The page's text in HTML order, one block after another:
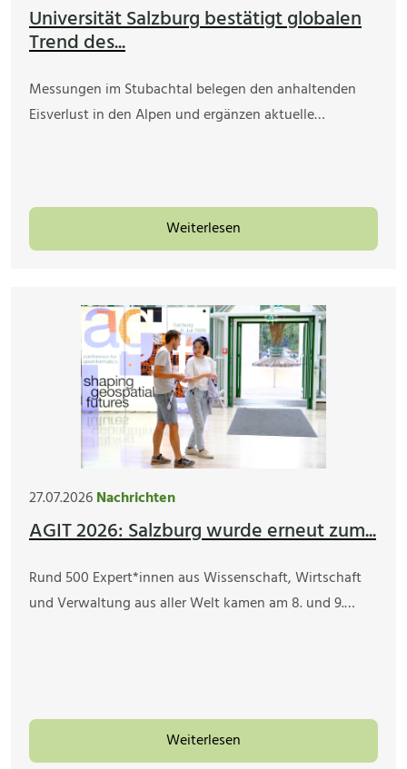
Universität Salzburg bestätigt globalen
Trend des...
Messungen im Stubachtal belegen den anhaltenden
Eisverlust in den Alpen und ergänzen aktuelle…
Weiterlesen
27.07.2026Nachrichten
AGIT 2026: Salzburg wurde erneut zum...
Rund 500 Expert*innen aus Wissenschaft, Wirtschaft
und Verwaltung aus aller Welt kamen am 8. und 9.…
Weiterlesen